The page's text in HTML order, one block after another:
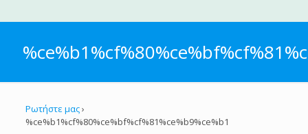
Ρωτήστε μας›
%ce%b1%cf%80%ce%bf%cf%81%ce%b9%ce%b1